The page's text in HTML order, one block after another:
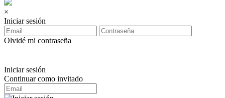
×
Iniciar sesión
Olvidé mi contraseña
Iniciar sesión
Continuar como invitado